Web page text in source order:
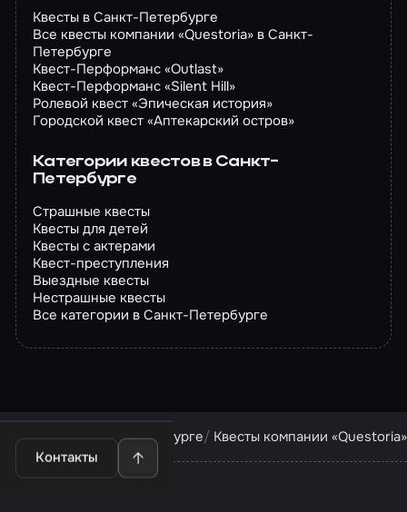
Квесты в Санкт-Петербурге
Все квесты компании «Questoria» в Санкт-
Петербурге
Квест-Перформанс «Outlast»
Квест-Перформанс «Silent Hill»
Ролевой квест «Эпическая история»
Городской квест «Аптекарский остров»
Категории квестов в Санкт-
Петербурге
Страшные квесты
Квесты для детей
Квесты с актерами
Квест-преступления
Выездные квесты
Нестрашные квесты
Все категории в Санкт-Петербурге
Контакты
Квесты в Санкт-Петербурге Квесты компании «Questoria»